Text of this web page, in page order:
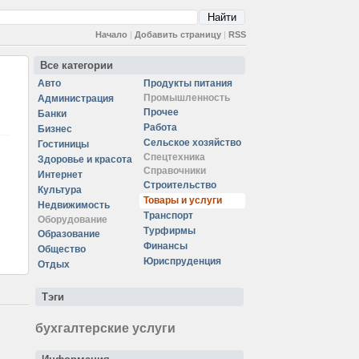
Начало | Добавить страницу | RSS
Все категории
Авто
Администрация
Банки
Бизнес
Гостиницы
Здоровье и красота
Интернет
Культура
Недвижимость
Оборудование
Образование
Общество
Отдых
Продукты питания
Промышленность
Прочее
Работа
Сельское хозяйство
Спецтехника
Справочники
Строительство
Товары и услуги
Транспорт
Турфирмы
Финансы
Юриспруденция
Тэги
бухгалтерские услуги